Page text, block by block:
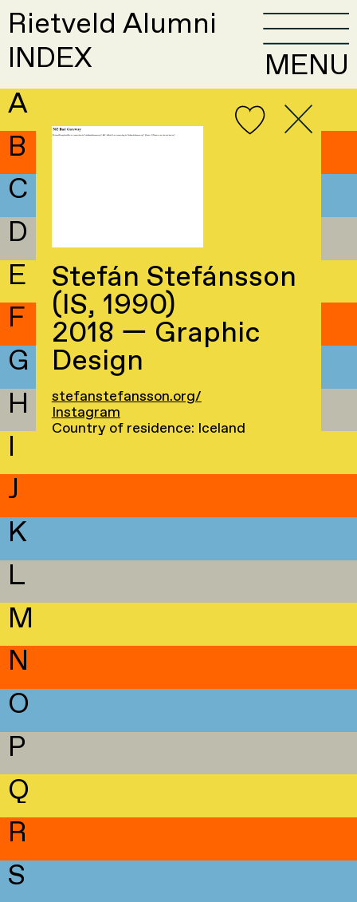
Rietveld Alumni
INDEX
MENU
A
B
C
D
E
F
G
H
I
J
K
L
M
N
O
P
Q
R
S
Stefán Stefánsson
(IS, 1990)
2018 — Graphic
Design
stefanstefansson.org/
Instagram
Country of residence: Iceland